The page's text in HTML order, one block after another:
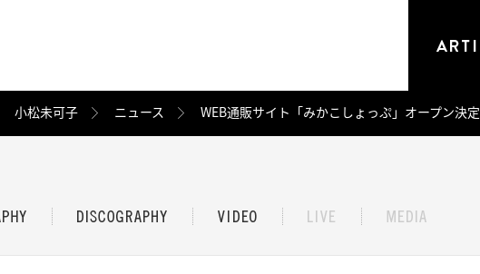
小松未可子 ニュース WEB通販サイト「みかこしょっぷ」オープン決定